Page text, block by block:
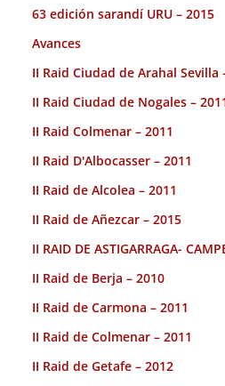
63 edición sarandí URU – 2015
Avances
II Raid Ciudad de Arahal Sevilla
II Raid Ciudad de Nogales –
II Raid Colmenar – 2011
II Raid D'Albocasser – 2011
II Raid de Alcolea – 2011
II Raid de Añezcar – 2015
II RAID DE ASTIGARRAGA-
II Raid de Berja – 2010
II Raid de Carmona – 2011
II Raid de Colmenar – 2011
II Raid de Getafe – 2012